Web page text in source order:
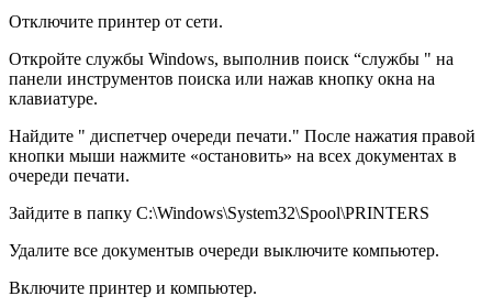
Отключите принтер от сети.
Откройте службы Windows, выполнив поиск “службы " на
панели инструментов поиска или нажав кнопку окна на
клавиатуре.
Найдите " диспетчер очереди печати." После нажатия правой
кнопки мыши нажмите «остановить» на всех документах в
очереди печати.
Зайдите в папку C:\Windows\System32\Spool\PRINTERS
Удалите все документыв очереди выключите компьютер.
Включите принтер и компьютер.